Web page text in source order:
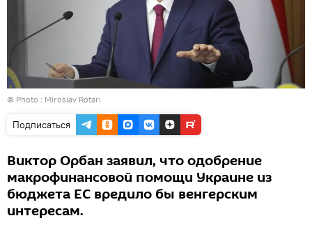
© Photo : Miroslav Rotari
Подписаться
Виктор Орбан заявил, что одобрение
макрофинансовой помощи Украине из
бюджета ЕС вредило бы венгерским
интересам.